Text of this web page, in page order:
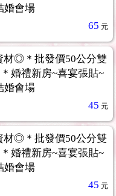
婚會場
65 元
◎＊批發價50公分雙
婚禮新房~喜宴張貼~
婚會場
45 元
◎＊批發價50公分雙
婚禮新房~喜宴張貼~
婚會場
45 元